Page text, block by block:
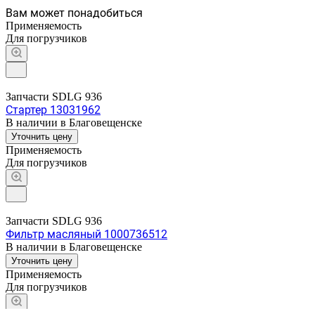
Вам может понадобиться
Применяемость
Для погрузчиков
Запчасти SDLG 936
Стартер 13031962
В наличии в Благовещенске
Уточнить цену
Применяемость
Для погрузчиков
Запчасти SDLG 936
Фильтр масляный 1000736512
В наличии в Благовещенске
Уточнить цену
Применяемость
Для погрузчиков